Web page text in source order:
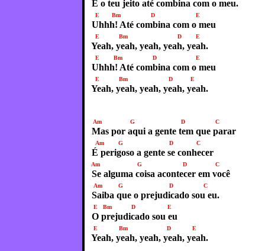
E o teu jeito até combina com o meu.
E Bm D E
Uhhh! Até combina com o meu
E Bm D E
Yeah, yeah, yeah, yeah, yeah.
E Bm D E
Uhhh! Até combina com o meu
E Bm D E
Yeah, yeah, yeah, yeah, yeah.
Am G D C
Mas por aqui a gente tem que parar
Am G D C
É perigoso a gente se conhecer
Am G D
Se alguma coisa acontecer em você
Am G D C
Saiba que o prejudicado sou eu.
E Bm D E
O prejudicado sou eu
E Bm D E
Yeah, yeah, yeah, yeah, yeah.